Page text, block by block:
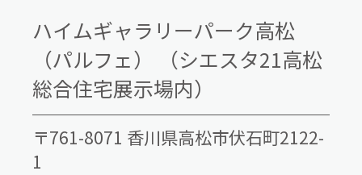
ハイムギャラリーパーク高松
（パルフェ）
（シエスタ21高松
総合住宅展示場内）
〒761-8071 香川県高松市伏石町2122-
1